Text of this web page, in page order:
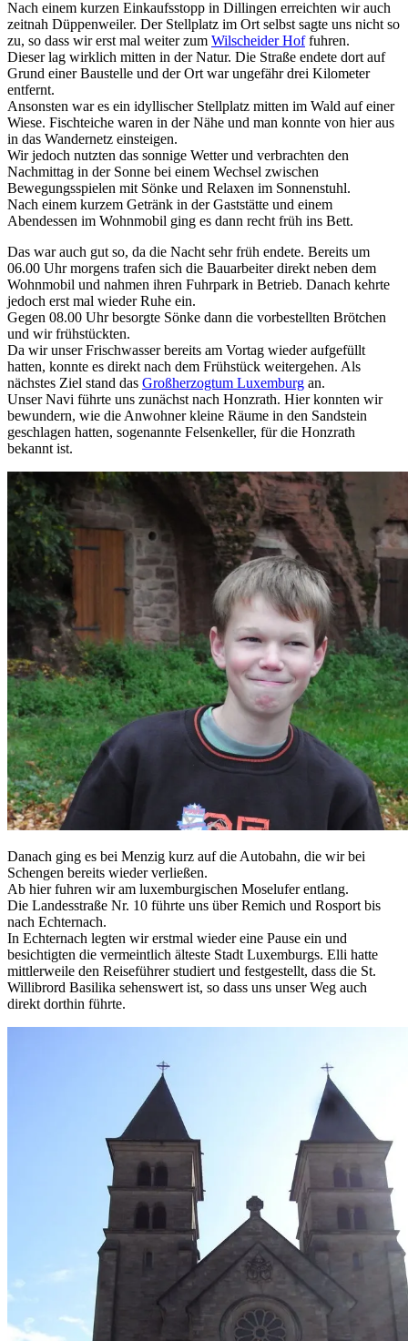
Nach einem kurzen Einkaufsstopp in Dillingen erreichten wir auch
zeitnah Düppenweiler. Der Stellplatz im Ort selbst sagte uns nicht so
zu, so dass wir erst mal weiter zum Wilscheider Hoffuhren.
Dieser lag wirklich mitten in der Natur. Die Straße endete dort auf
Grund einer Baustelle und der Ort war ungefähr drei Kilometer
entfernt.
Ansonsten war es ein idyllischer Stellplatz mitten im Wald auf einer
Wiese. Fischteiche waren in der Nähe und man konnte von hier aus
in das Wandernetz einsteigen.
Wir jedoch nutzten das sonnige Wetter und verbrachten den
Nachmittag in der Sonne bei einem Wechsel zwischen
Bewegungsspielen mit Sönke und Relaxen im Sonnenstuhl.
Nach einem kurzem Getränk in der Gaststätte und einem
Abendessen im Wohnmobil ging es dann recht früh ins Bett.
Das war auch gut so, da die Nacht sehr früh endete. Bereits um
06.00 Uhr morgens trafen sich die Bauarbeiter direkt neben dem
Wohnmobil und nahmen ihren Fuhrpark in Betrieb. Danach kehrte
jedoch erst mal wieder Ruhe ein.
Gegen 08.00 Uhr besorgte Sönke dann die vorbestellten Brötchen
und wir frühstückten.
Da wir unser Frischwasser bereits am Vortag wieder aufgefüllt
hatten, konnte es direkt nach dem Frühstück weitergehen. Als
nächstes Ziel stand das Großherzogtum Luxemburg an.
Unser Navi führte uns zunächst nach Honzrath. Hier konnten wir
bewundern, wie die Anwohner kleine Räume in den Sandstein
geschlagen hatten, sogenannte Felsenkeller, für die Honzrath
bekannt ist.
Danach ging es bei Menzig kurz auf die Autobahn, die wir bei
Schengen bereits wieder verließen.
Ab hier fuhren wir am luxemburgischen Moselufer entlang.
Die Landesstraße Nr. 10 führte uns über Remich und Rosport bis
nach Echternach.
In Echternach legten wir erstmal wieder eine Pause ein und
besichtigten die vermeintlich älteste Stadt Luxemburgs. Elli hatte
mittlerweile den Reiseführer studiert und festgestellt, dass die St.
Willibrord Basilika sehenswert ist, so dass uns unser Weg auch
direkt dorthin führte.